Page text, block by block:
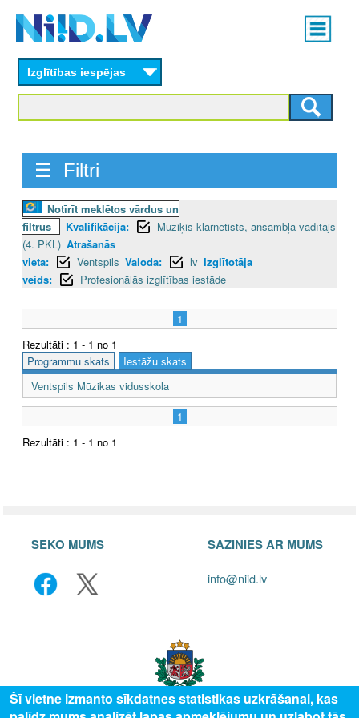
content
Main
menu
Izglītības iespējas
☰ Filtri
Notīrīt meklētos vārdus un
filtrus
Kvalifikācija:
Mūziķis klarnetists, ansambļa vadītājs
(4. PKL) Atrašanās
vieta:
Ventspils Valoda: lv Izglītotāja
veids:
Profesionālās izglītības iestāde
1
Rezultāti : 1 - 1 no 1
Programmu skats
Iestāžu skats
Ventspils Mūzikas vidusskola
1
Rezultāti : 1 - 1 no 1
SEKO MUMS SAZINIES AR MUMS
info@niid.lv
Šī vietne izmanto sīkdatnes statistikas uzkrāšanai, kas